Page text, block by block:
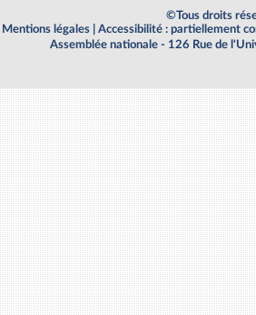
©Tous droits
Mentions légales
Accessibilité : partiellement
Assemblée nationale - 126 Rue de